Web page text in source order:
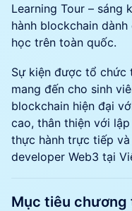
Learning Tour – sáng
hành blockchain
học trên toàn quốc.
Sự kiện được tổ chức
mang đến cho sinh
blockchain hiện đại
cao, thân thiện với
thực hành trực tiếp
developer Web3 tại
Mục tiêu chương